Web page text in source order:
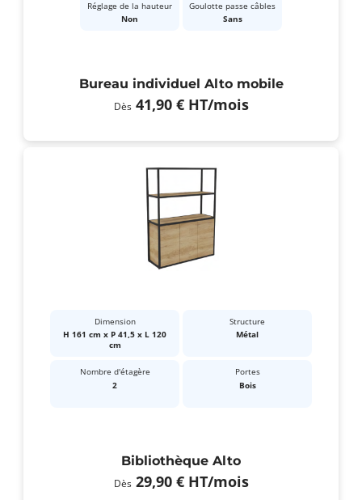
Réglage de la hauteur
Non
Goulotte passe câbles
Sans
Bureau individuel Alto mobile
Dès 41,90 € HT/mois
Dimension
H 161 cm x P 41,5 x L 120
cm
Structure
Métal
Nombre d'étagère
2
Portes
Bois
Bibliothèque Alto
Dès 29,90 € HT/mois